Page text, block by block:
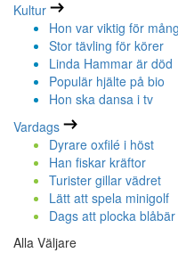
Kultur
Hon var viktig för
Stor tävling för körer
Linda Hammar är död
Populär hjälte på bio
Hon ska dansa i tv
Vardags
Dyrare oxfilé i höst
Han fiskar kräftor
Turister gillar vädret
Lätt att spela minigolf
Dags att plocka blåbär
Alla Väljare